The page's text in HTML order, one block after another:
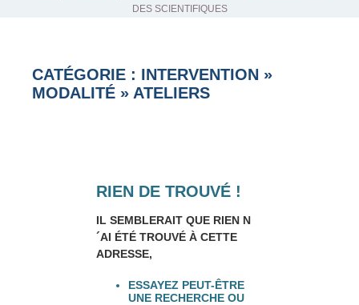
DES SCIENTIFIQUES
CATÉGORIE : INTERVENTION »
MODALITÉ » ATELIERS
RIEN DE TROUVÉ !
IL SEMBLERAIT QUE RIEN N
´AI ÉTÉ TROUVÉ À CETTE
ADRESSE,
ESSAYEZ PEUT-ÊTRE
UNE RECHERCHE OU